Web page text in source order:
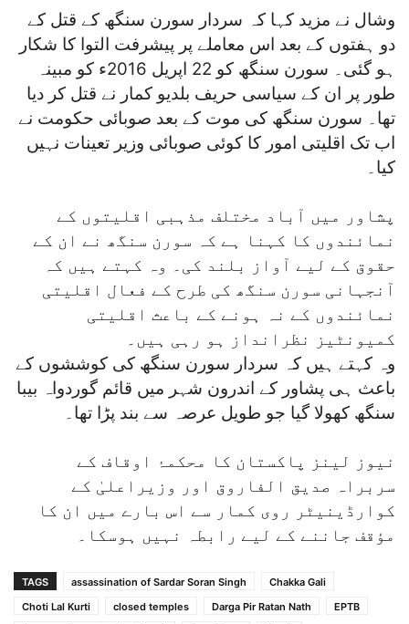
وشال نے مزید کہا کہ سردار سورن سنگھ کے قتل کے
دو ہفتوں کے بعد اس معاملے پر پیشرفت التوا کا شکار
ہو گئی۔ سورن سنگھ کو 22 اپریل 2016ء کو مبینہ
طور پر ان کے سیاسی حریف بلدیو کمار نے قتل کر دیا
تھا۔ سورن سنگھ کی موت کے بعد صوبائی حکومت نے
اب تک اقلیتی امور کا کوئی صوبائی وزیر تعینات نہیں
کیا۔
پشاور میں آباد مختلف مذہبی اقلیتوں کے
نمائندوں کا کہنا ہے کہ سورن سنگھ نے ان کے
حقوق کے لیے آواز بلند کی۔ وہ کہتے ہیں کہ
آنجہانی سورن سنگھ کی طرح کے فعال اقلیتی
نمائندوں کے نہ ہونے کے باعث اقلیتی
کمیونٹیز نظرانداز ہو رہی ہیں۔
وہ کہتے ہیں کہ سردار سورن سنگھ کی کوششوں کے
باعث ہی پشاور کے اندرون شہر میں قائم گوردواہ بیبا
سنگھ کھولا گیا جو طویل عرصہ سے بند پڑا تھا۔
نیوز لینز پاکستان کا محکمۂ اوقاف کے
سربراہ صدیق الفاروق اور وزیراعلیٰ کے
کوارڈینیٹر روی کمار سے اس بارے میں ان کا
مؤقف جاننے کے لیے رابطہ نہیں ہوسکا۔
TAGS assassination of Sardar Soran Singh
Chakka Gali
Choti Lal Kurti
closed temples Darga Pir Ratan Nath
EPTB